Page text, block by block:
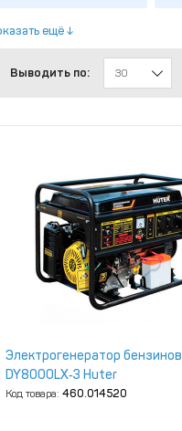
ещё
Выводить по: 30
Электрогенератор
DY8000LX‑3 Huter
Код товара: 460.014520